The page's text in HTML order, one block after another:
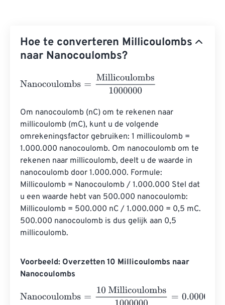
Hoe te converteren Millicoulombs
naar Nanocoulombs?
Nanocoulombs Millicoulombs1000000
Om nanocoulomb (nC) om te rekenen naar
millicoulomb (mC), kunt u de volgende
omrekeningsfactor gebruiken: 1 millicoulomb =
1.000.000 nanocoulomb. Om nanocoulomb om te
rekenen naar millicoulomb, deelt u de waarde in
nanocoulomb door 1.000.000. Formule:
Millicoulomb = Nanocoulomb / 1.000.000 Stel dat
u een waarde hebt van 500.000 nanocoulomb:
Millicoulomb = 500.000 nC / 1.000.000 = 0,5 mC.
500.000 nanocoulomb is dus gelijk aan 0,5
millicoulomb.
Voorbeeld: Overzetten 10 Millicoulombs naar
Nanocoulombs
Nanocoulombs
10 Millicoulombs1000000 0.00001